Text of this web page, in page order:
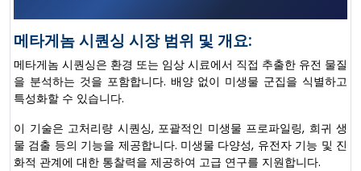
메타게놈 시퀀싱 시장 범위 및 개요:
메타게놈 시퀀싱은 환경 또는 임상 시료에서 직접 추출한 유전 물질
을 분석하는 것을 포함합니다. 배양 없이 미생물 군집을 식별하고
특성화할 수 있습니다.
이 기술은 고처리량 시퀀싱, 포괄적인 미생물 프로파일링, 희귀 생
물 검출 등의 기능을 제공합니다. 미생물 다양성, 유전자 기능 및 진
화적 관계에 대한 통찰력을 제공하여 고급 연구를 지원합니다.